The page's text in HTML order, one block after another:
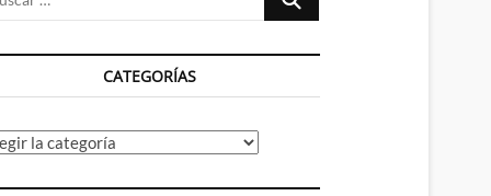
CATEGORÍAS